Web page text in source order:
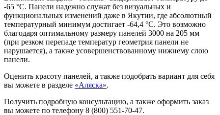
-65 °С. Панели надежно служат без визуальных и
функциональных изменений даже в Якутии, где абсолютный
температурный минимум достигает -64,4 °С. Это возможно
благодаря оптимальному размеру панелей 3000 на 205 мм
(при резком перепаде температур геометрия панели не
нарушается), а также усовершенствованному нижнему слою
панели.
Оценить красоту панелей, а также подобрать вариант для себя
вы можете в разделе «Аляска».
Получить подробную консультацию, а также оформить заказ
вы можете по телефону 8 (800) 551-70-47.